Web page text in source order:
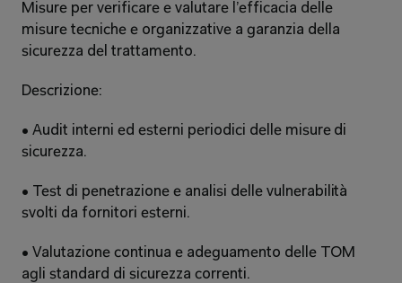
Misure per verificare e valutare l’efficacia delle
misure tecniche e organizzative a garanzia della
sicurezza del trattamento.
Descrizione:
• Audit interni ed esterni periodici delle misure di
sicurezza.
• Test di penetrazione e analisi delle vulnerabilità
svolti da fornitori esterni.
• Valutazione continua e adeguamento delle TOM
agli standard di sicurezza correnti.